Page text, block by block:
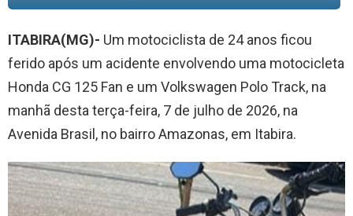
ITABIRA(MG)- Um motociclista de 24 anos ficou
ferido após um acidente envolvendo uma motocicleta
Honda CG 125 Fan e um Volkswagen Polo Track, na
manhã desta terça-feira, 7 de julho de 2026, na
Avenida Brasil, no bairro Amazonas, em Itabira.